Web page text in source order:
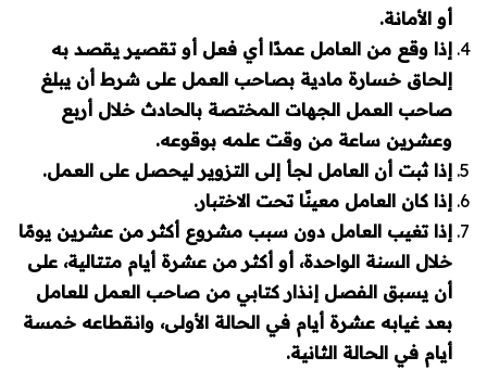
أو الأمانة.
إذا وقع من العامل عمدًا أي فعل أو تقصير يقصد به
إلحاق خسارة مادية بصاحب العمل على شرط أن يبلغ
صاحب العمل الجهات المختصة بالحادث خلال أربع
وعشرين ساعة من وقت علمه بوقوعه.
إذا ثبت أن العامل لجأ إلى التزوير ليحصل على العمل.
إذا كان العامل معينًا تحت الاختبار.
إذا تغيب العامل دون سبب مشروع أكثر من عشرين يومًا
خلال السنة الواحدة، أو أكثر من عشرة أيام متتالية، على
أن يسبق الفصل إنذار كتابي من صاحب العمل للعامل
بعد غيابه عشرة أيام في الحالة الأولى، وانقطاعه خمسة
أيام في الحالة الثانية.